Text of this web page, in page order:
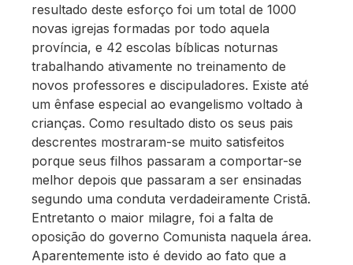
resultado deste esforço foi um total de 1000
novas igrejas formadas por todo aquela
província, e 42 escolas bíblicas noturnas
trabalhando ativamente no treinamento de
novos professores e discipuladores. Existe até
um ênfase especial ao evangelismo voltado à
crianças. Como resultado disto os seus pais
descrentes mostraram-se muito satisfeitos
porque seus filhos passaram a comportar-se
melhor depois que passaram a ser ensinadas
segundo uma conduta verdadeiramente Cristã.
Entretanto o maior milagre, foi a falta de
oposição do governo Comunista naquela área.
Aparentemente isto é devido ao fato que a